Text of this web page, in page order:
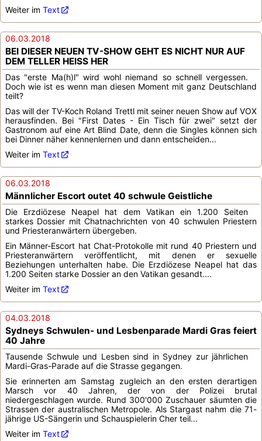
Weiter im Text
06.03.2018
BEI DIESER NEUEN TV-SHOW GEHT ES NICHT NUR AUF
DEM TELLER HEISS HER
Das "erste Ma(h)l" wird wohl niemand so schnell vergessen.
Doch wie ist es wenn man diesen Moment mit ganz Deutschland
teilt?
Das will der TV-Koch Roland Trettl mit seiner neuen Show auf VOX
herausfinden. Bei "First Dates - Ein Tisch für zwei" setzt der
Gastronom auf eine Art Blind Date, denn die Singles können sich
bei Dinner näher kennenlernen und dann entscheiden...
Weiter im Text
06.03.2018
Männlicher Escort outet 40 schwule Geistliche
Die Erzdiözese Neapel hat dem Vatikan ein 1.200 Seiten
starkes Dossier mit Chatnachrichten von 40 schwulen Priestern
und Priesteranwärtern übergeben.
Ein Männer-Escort hat Chat-Protokolle mit rund 40 Priestern und
Priesteranwärtern veröffentlicht, mit denen er sexuelle
Beziehungen unterhalten habe. Die Erzdiözese Neapel hat das
1.200 Seiten starke Dossier an den Vatikan gesandt....
Weiter im Text
04.03.2018
Sydneys Schwulen- und Lesbenparade Mardi Gras feiert
40 Jahre
Tausende Schwule und Lesben sind in Sydney zur jährlichen
Mardi-Gras-Parade auf die Strasse gegangen.
Sie erinnerten am Samstag zugleich an den ersten derartigen
Marsch vor 40 Jahren, der von der Polizei brutal
niedergeschlagen wurde. Rund 300'000 Zuschauer säumten die
Strassen der australischen Metropole. Als Stargast nahm die 71-
jährige US-Sängerin und Schauspielerin Cher teil...
Weiter im Text